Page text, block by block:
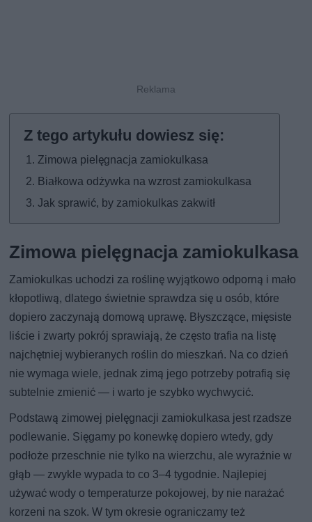
Zimowa pielęgnacja zamiokulkasa
Białkowa odżywka na wzrost zamiokulkasa
Jak sprawić, by zamiokulkas zakwitł
Zimowa pielęgnacja zamiokulkasa
Zamiokulkas uchodzi za roślinę wyjątkowo odporną i mało
kłopotliwą, dlatego świetnie sprawdza się u osób, które
dopiero zaczynają domową uprawę. Błyszczące, mięsiste
liście i zwarty pokrój sprawiają, że często trafia na listę
najchętniej wybieranych roślin do mieszkań. Na co dzień
nie wymaga wiele, jednak zimą jego potrzeby potrafią się
subtelnie zmienić — i warto je szybko wychwycić.
Podstawą zimowej pielęgnacji zamiokulkasa jest rzadsze
podlewanie. Sięgamy po konewkę dopiero wtedy, gdy
podłoże przeschnie nie tylko na wierzchu, ale wyraźnie w
głąb — zwykle wypada to co 3–4 tygodnie. Najlepiej
używać wody o temperaturze pokojowej, by nie narażać
korzeni na szok. W tym okresie ograniczamy też